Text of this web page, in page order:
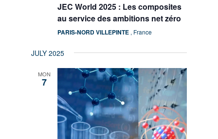
JEC World 2025 : Les composites
au service des ambitions net zéro
PARIS-NORD VILLEPINTE , France
JULY 2025
MON
7